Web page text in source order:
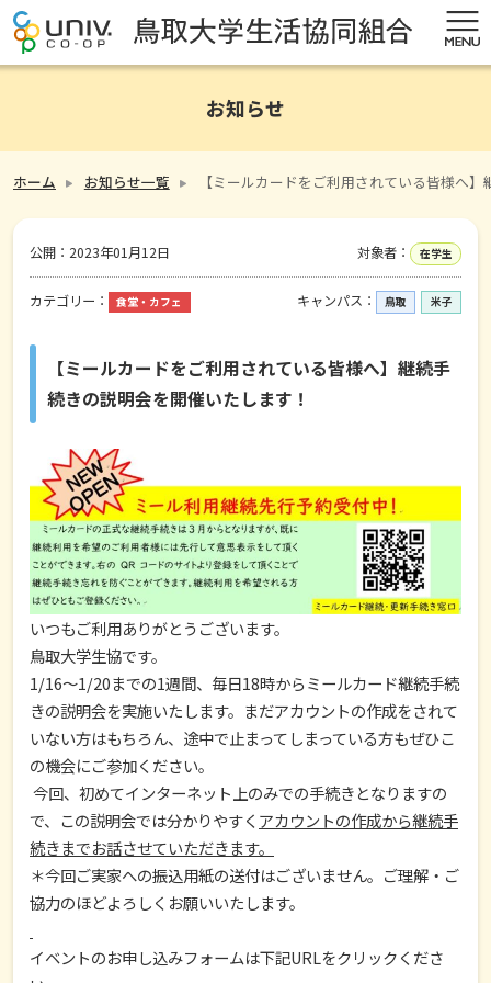
お知らせ
ホーム お知らせ一覧 【ミールカードをご利用されている皆様へ
公開： 2023年01月12日 対象者： 在学生
カテゴリー： 食堂・カフェ キャンパス： 鳥取 米子
【ミールカードをご利用されている皆様へ】継続手
続きの説明会を開催いたします！
いつもご利用ありがとうございます。
鳥取大学生協です。
1/16～1/20までの1週間、毎日18時からミールカード継続手続
きの説明会を実施いたします。まだアカウントの作成をされて
いない方はもちろん、途中で止まってしまっている方もぜひこ
の機会にご参加ください。
今回、初めてインターネット上のみでの手続きとなりますの
で、この説明会では分かりやすく アカウントの作成から継続手
続きまでお話させていただきます。
＊今回ご実家への振込用紙の送付はございません。ご理解・ご
協力のほどよろしくお願いいたします。
イベントのお申し込みフォームは下記URLをクリックくださ